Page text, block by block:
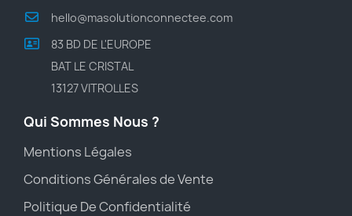
hello@masolutionconnectee.com
83 BD DE L'EUROPE
BAT LE CRISTAL
13127 VITROLLES
Qui Sommes Nous ?
Mentions Légales
Conditions Générales de Vente
Politique De Confidentialité